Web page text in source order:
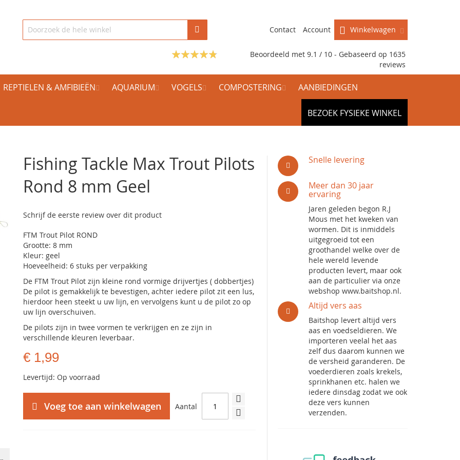
Winkelwagen
Contact Account
Beoordeeld met 9.1 / 10 - Gebaseerd op 1635
reviews
REPTIELEN & AMFIBIEËN AQUARIUM VOGELS COMPOSTERING AANBIEDINGEN
BEZOEK FYSIEKE WINKEL
Fishing Tackle Max Trout Pilots
Rond 8 mm Geel
Schrijf de eerste review over dit product
FTM Trout Pilot ROND
Grootte: 8 mm
Kleur: geel
Hoeveelheid: 6 stuks per verpakking
De FTM Trout Pilot zijn kleine rond vormige drijvertjes ( dobbertjes)
De pilot is gemakkelijk te bevestigen, achter iedere pilot zit een lus,
hierdoor heen steekt u uw lijn, en vervolgens kunt u de pilot zo op
uw lijn overschuiven.
De pilots zijn in twee vormen te verkrijgen en ze zijn in
verschillende kleuren leverbaar.
€ 1,99
Levertijd: Op voorraad
Aantal
Voeg toe aan winkelwagen
Snelle levering
Meer dan 30 jaar
ervaring
Jaren geleden begon R.J
Mous met het kweken van
wormen. Dit is inmiddels
uitgegroeid tot een
groothandel welke over de
hele wereld levende
producten levert, maar ook
aan de particulier via onze
webshop www.baitshop.nl.
Altijd vers aas
Baitshop levert altijd vers
aas en voedseldieren. We
importeren veelal het aas
zelf dus daarom kunnen we
de versheid garanderen. De
voederdieren zoals krekels,
sprinkhanen etc. halen we
iedere dinsdag zodat we ook
deze vers kunnen
verzenden.